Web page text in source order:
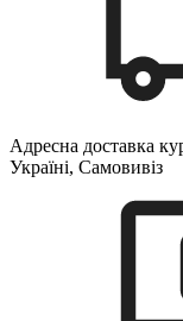
Адресна доставка
Україні, Самовивіз